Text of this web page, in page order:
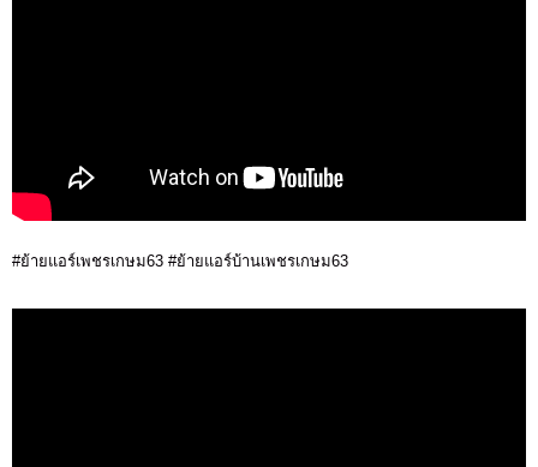
#ย้ายแอร์เพชรเกษม63 #ย้ายแอร์บ้านเพชรเกษม63